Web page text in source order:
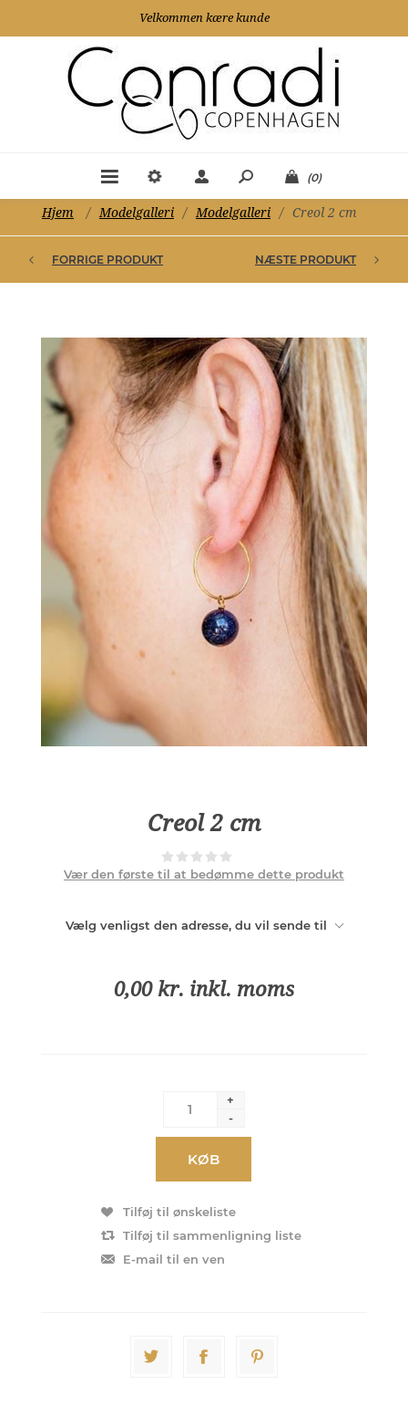
Velkommen kære kunde
(0)
Hjem / Modelgalleri / Modelgalleri / Creol 2 cm
FORRIGE PRODUKT NÆSTE PRODUKT
Creol 2 cm
Vær den første til at bedømme dette produkt
Vælg venligst den adresse, du vil sende til
0,00 kr. inkl. moms
+
-
KØB
Tilføj til ønskeliste
Tilføj til sammenligning liste
E-mail til en ven